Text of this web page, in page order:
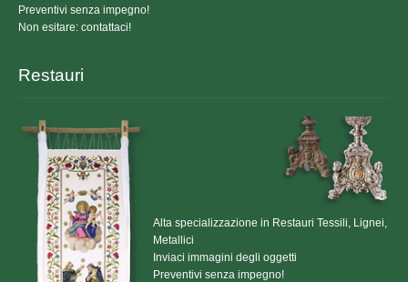
Preventivi senza impegno!
Non esitare: contattaci!
Restauri
Alta specializzazione in Restauri Tessili, Lignei,
Metallici
Inviaci immagini degli oggetti
Preventivi senza impegno!